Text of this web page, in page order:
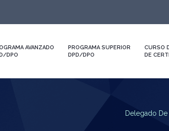
AVANZADO
DPO
PROGRAMA SUPERIOR
DPD/DPO
CURSO
DE
Delegado